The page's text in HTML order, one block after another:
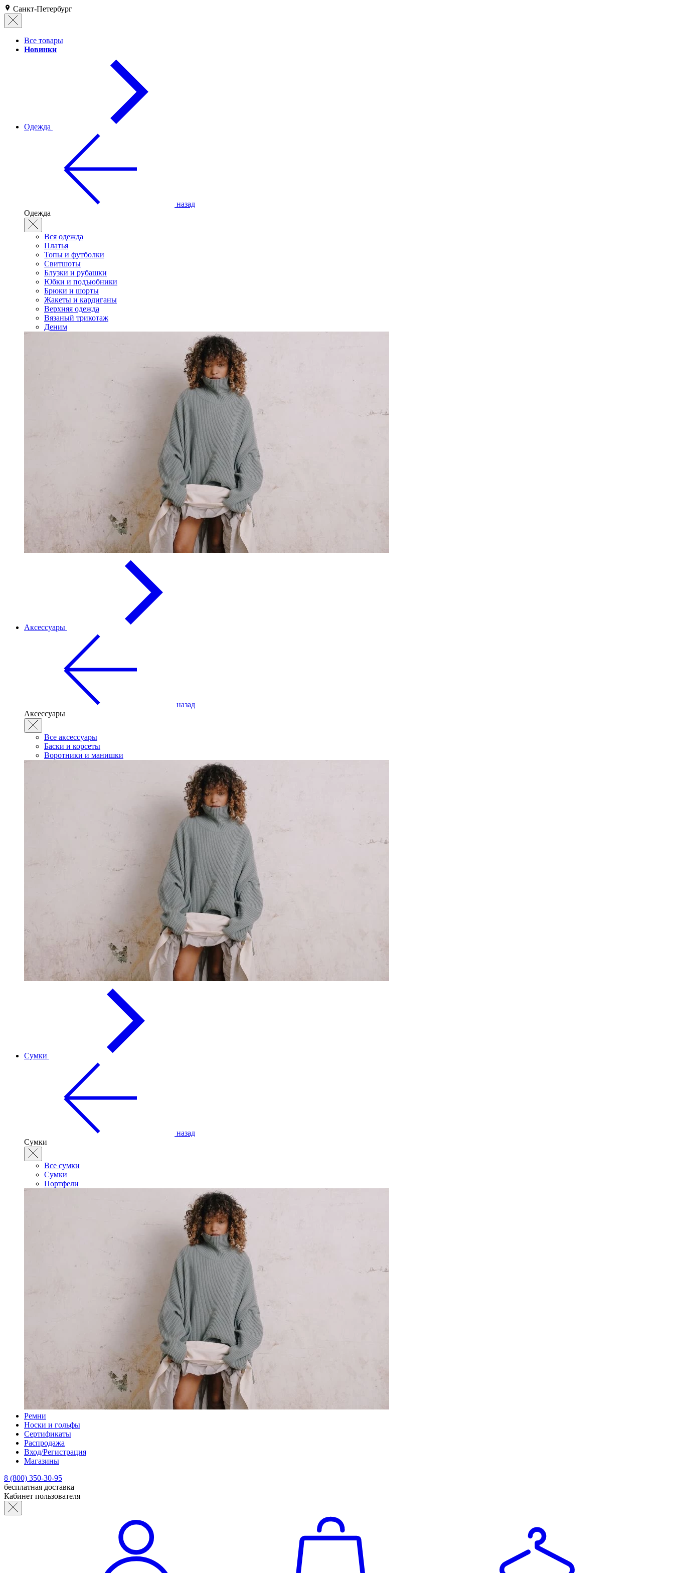
Санкт-Петербург
Все товары
Новинки
Одежда
назад
Одежда
Вся одежда
Платья
Топы и футболки
Свитшоты
Блузки и рубашки
Юбки и подъюбники
Брюки и шорты
Жакеты и кардиганы
Верхняя одежда
Вязаный трикотаж
Деним
Аксессуары
назад
Аксессуары
Все аксессуары
Баски и корсеты
Воротники и манишки
Сумки
назад
Сумки
Все сумки
Сумки
Портфели
Ремни
Носки и гольфы
Сертификаты
Распродажа
Вход/Регистрация
Магазины
8 (800) 350-30-95
бесплатная доставка
Кабинет пользователя